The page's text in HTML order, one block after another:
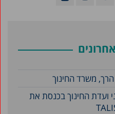
משרד החינוך
ועדת החינוך בכנסת את